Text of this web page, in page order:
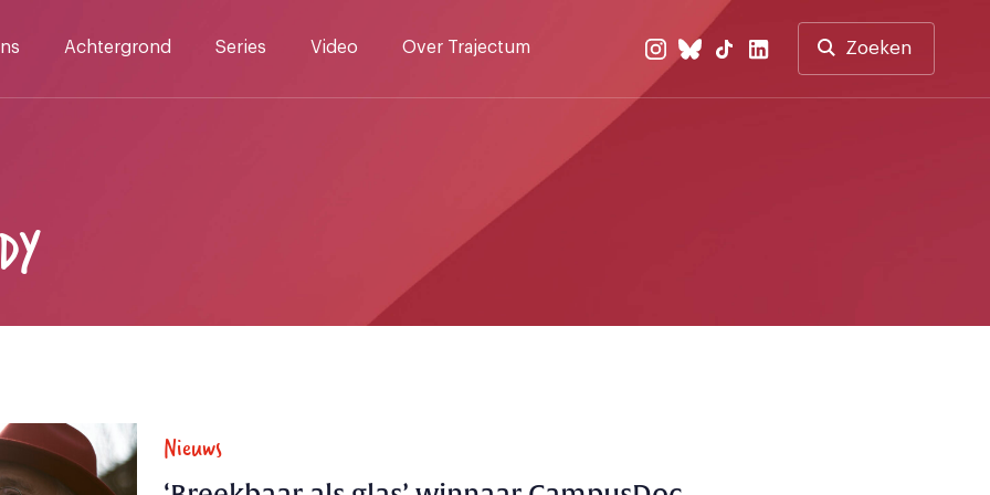
Achtergrond Series Video Over Trajectum Zoeken
Nieuws